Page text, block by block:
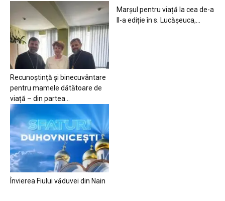
Recunoștință și binecuvântare
pentru mamele dătătoare de
viață – din partea...
Marșul pentru viață la cea de-a
II-a ediție în s. Lucășeuca,...
Învierea Fiului văduvei din Nain